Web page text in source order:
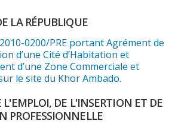
LA RÉPUBLIQUE
0200/PRE portant Agrément de
d’une Cité d’Habitation et
d’une Zone Commerciale et
le site du Khor Ambado.
L'EMPLOI, DE L'INSERTION ET DE
PROFESSIONNELLE